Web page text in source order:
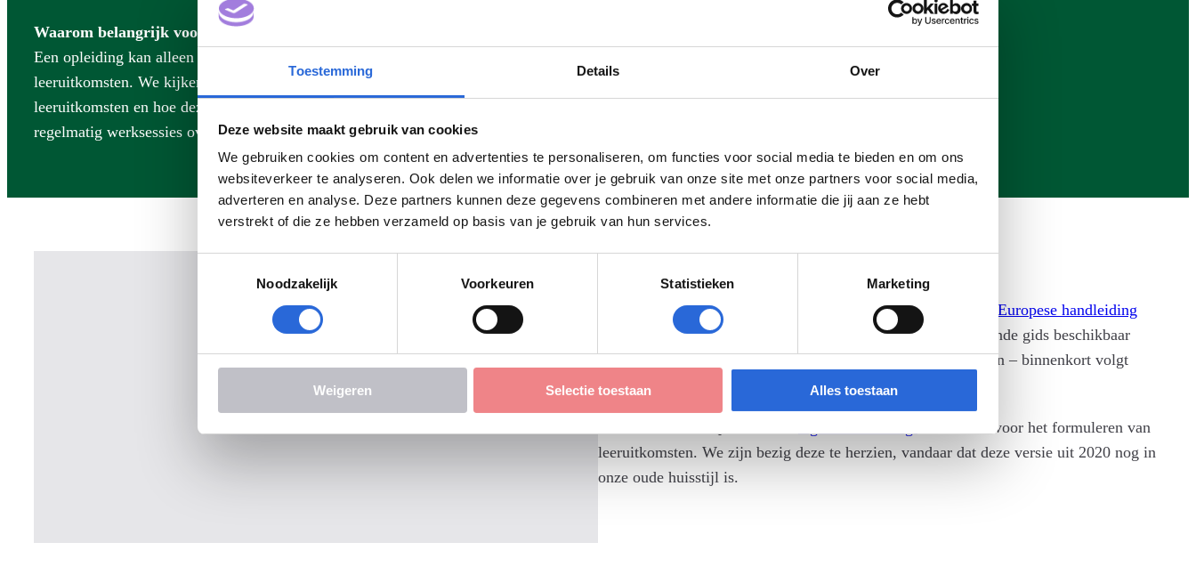
Toestemming Details Over
Deze website maakt gebruik van cookies
We gebruiken cookies om content en advertenties te personaliseren, om functies voor social media te bieden en om ons
websiteverkeer te analyseren. Ook delen we informatie over je gebruik van onze site met onze partners voor social media,
adverteren en analyse. Deze partners kunnen deze gegevens combineren met andere informatie die jij aan ze hebt
verstrekt of die ze hebben verzameld op basis van je gebruik van hun services.
Noodzakelijk
Voorkeuren Statistieken Marketing
Weigeren Selectie toestaan Alles toestaan
Waarom belangrijk voor NLQF?
Een opleiding kan alleen worden ingeschaald in het NLQF als deze is beschreven in
leeruitkomsten. We kijken niet naar de opleiding zelf maar enkel naar de output; de
leeruitkomsten en hoe deze worden vastgesteld. Daarom organiseert het NCP NLQF
regelmatig werksessies over dit onderwerp.
Aanmelden werksessie
Cedefop heeft in 2022 een tweede editie gepubliceerd van de
Europese handleiding
voor het schrijven van leeruitkomsten. Er is ook een aanvullende gids beschikbaar
voor het uniform beschrijven van leeruitkomsten tussen landen – binnenkort volgt
hiervan een Nederlandse vertaling.
ontwikkeld voor het formuleren van
leeruitkomsten. We zijn bezig deze te herzien, vandaar dat deze versie uit 2020 nog in
onze oude huisstijl is.